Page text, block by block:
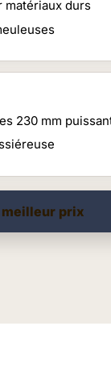
matériaux durs
230 mm
prix